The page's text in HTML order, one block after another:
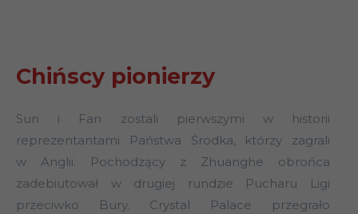
Chińscy pionierzy
Sun i Fan zostali pierwszymi w historii
reprezentantami Państwa Środka, którzy zagrali
w Anglii. Pochodzący z Zhuanghe obrońca
zadebiutował w drugiej rundzie Pucharu Ligi
przeciwko Bury. Crystal Palace przegrało